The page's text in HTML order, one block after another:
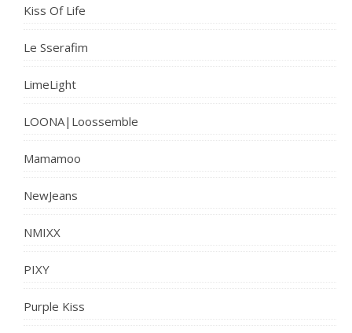
Kiss Of Life
Le Sserafim
LimeLight
LOONA|Loossemble
Mamamoo
NewJeans
NMIXX
PIXY
Purple Kiss